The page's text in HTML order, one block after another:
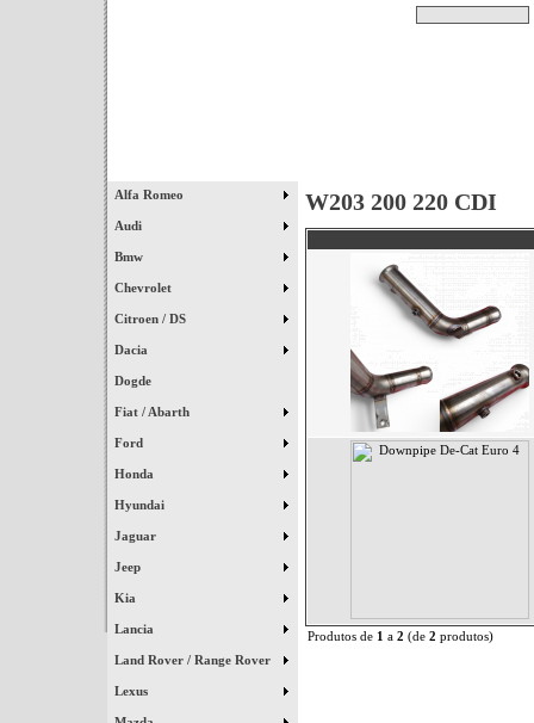
Alfa Romeo
Audi
Bmw
Chevrolet
Citroen / DS
Dacia
Dogde
Fiat / Abarth
Ford
Honda
Hyundai
Jaguar
Jeep
Kia
Lancia
Land Rover / Range Rover
Lexus
W203 200 220 CDI
Produtos de 1 a 2 (de 2 produtos)